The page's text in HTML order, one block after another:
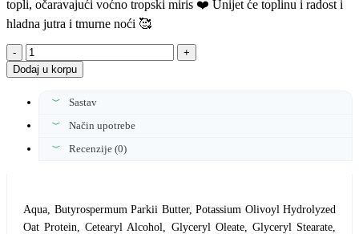
topli, očaravajući voćno tropski miris ❤️ Unijet će toplinu i radost i
hladna jutra i tmurne noći 🥰
KREMA
ZA
RUKE
EMBER
količina
Dodaj u korpu
Sastav
Način upotrebe
Recenzije (0)
Aqua, Butyrospermum Parkii Butter, Potassium Olivoyl Hydrolyzed
Oat Protein, Cetearyl Alcohol, Glyceryl Oleate, Glyceryl Stearate,